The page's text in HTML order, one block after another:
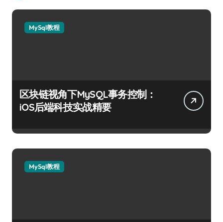
MySql教程
区块链视角下MySQL事务控制：
iOS后端科技实战精要
MySql教程